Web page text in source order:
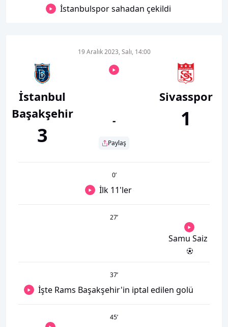
İstanbulspor sahadan çekildi
İstanbul
Başakşehir
3
19 Aralık 2023, Salı, 14:00
-
Paylaş
Sivasspor
1
0’
İlk 11'ler
27’
Samu Saiz
37’
İşte Rams Başakşehir'in iptal edilen golü
45’